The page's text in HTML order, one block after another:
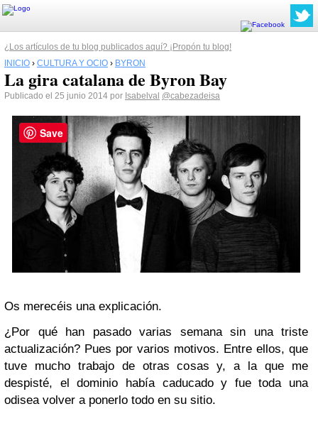
¿Los artículos de tu blog publicados aquí? ¡Propón tu blog!
INICIO › CULTURA Y OCIO › BYRON
La gira catalana de Byron Bay
Publicado el 25 junio 2014 por Isabelval @cabezadeisa
Os merecéis una explicación.
¿Por qué han pasado varias semana sin una triste
actualización? Pues por varios motivos. Entre ellos, que
tuve mucho trabajo de otras cosas y, a la que me
despisté, el dominio había caducado y fue toda una
odisea volver a ponerlo todo en su sitio.
Save